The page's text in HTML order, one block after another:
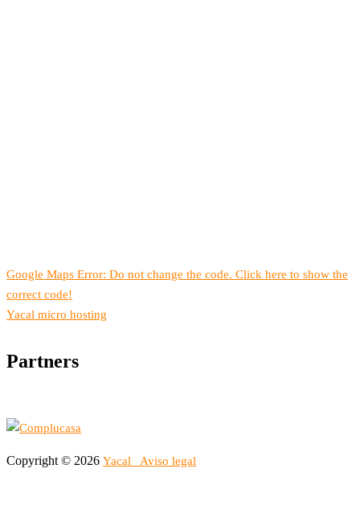
Google Maps Error: Do not change the code. Click here to show the
correct code!
Yacal micro hosting
Partners
Copyright © 2026 Yacal Aviso legal